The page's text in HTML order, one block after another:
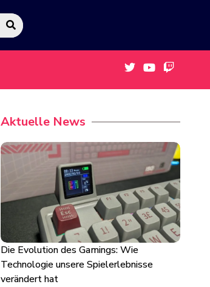
Aktuelle News
Die Evolution des Gamings: Wie
Technologie unsere Spielerlebnisse
verändert hat